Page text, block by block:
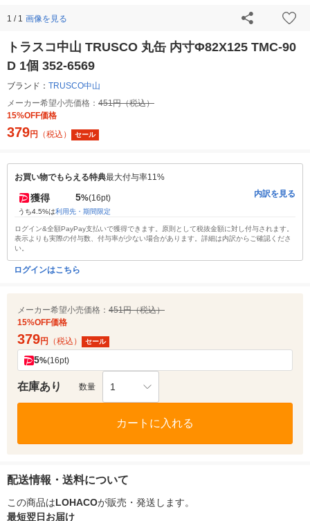
1 / 1 画像を見る
トラスコ中山 TRUSCO 丸缶 内寸Φ82X125 TMC-90
D 1個 352-6569
ブランド： TRUSCO中山
メーカー希望小売価格： 451円（税込）
15%OFF価格
379円 （税込） セール
お買い物でもらえる特典最大付与率11%
獲得 5%(16pt)
うち4.5%は利用先・期間限定
内訳を見る
ログイン&全額PayPay支払いで獲得できます。原則として税抜金額に対し付与されます。
表示よりも実際の付与数、付与率が少ない場合があります。詳細は内訳からご確認くださ
い。
ログインはこちら
メーカー希望小売価格： 451円（税込）
15%OFF価格
379円 （税込） セール
5%(16pt)
在庫あり 数量 1
カートに入れる
配送情報・送料について
この商品はLOHACOが販売・発送します。
最短翌日お届け